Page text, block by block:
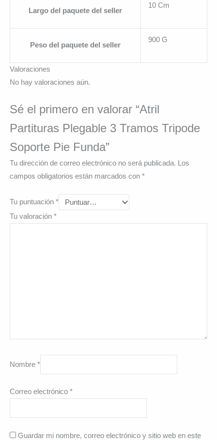
Largo del paquete del seller
10 Cm
Peso del paquete del seller
900 G
Valoraciones
No hay valoraciones aún.
Sé el primero en valorar “Atril
Partituras Plegable 3 Tramos Tripode
Soporte Pie Funda”
Tu dirección de correo electrónico no será publicada.
Los
campos obligatorios están marcados con *
Tu puntuación *
Tu valoración *
Nombre *
Correo electrónico *
Guardar mi nombre, correo electrónico y sitio web en este